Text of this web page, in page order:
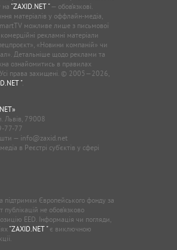
на "ZAXID.NET "— обов’язкові.
матеріалів у оффлайн-медіа,
можливе лише з письмової
комерційні рекламні матеріали
«Новини компаній» чи
Детальніше щодо реклами та
ознайомитись в правилах
права захищені. © 2005—2026,
".
Львів, 79008
77-77
— info@zaxid.net
в Реєстрі суб'єктів у сфері
Європейського фонду за
публікацій не обов’язково
EED. Інформація чи погляди,
"ZAXID.NET "є виключною